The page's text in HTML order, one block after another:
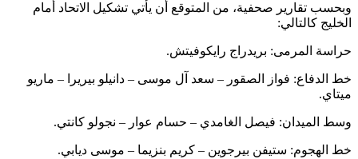
صحفية، من المتوقع أن يأتي تشكيل الاتحاد أمام
بريدراج رايكوفيتش.
فواز الصقور – سعد آل موسى – دانيلو بيريرا – ماريو
فيصل الغامدي – حسام عوار – نجولو كانتي.
ستيفن بيرجوين – كريم بنزيما – موسى ديابي.